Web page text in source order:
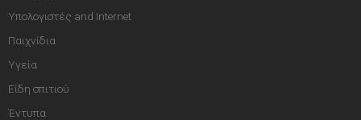
Υπολογιστές and Internet
Παιχνίδια
Υγεία
Είδη σπιτιού
Έντυπα